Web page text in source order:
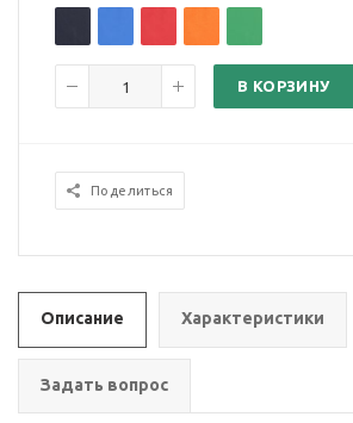
В КОРЗИНУ
Поделиться
Описание Характеристики
Задать вопрос